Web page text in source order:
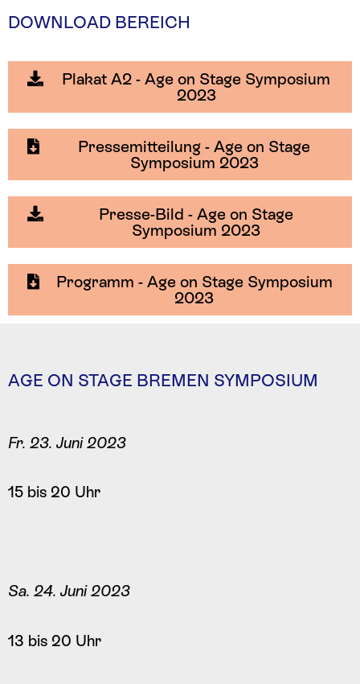
DOWNLOAD BEREICH
Plakat A2 - Age on Stage Symposium
2023
Pressemitteilung - Age on Stage
Symposium 2023
Presse-Bild - Age on Stage
Symposium 2023
Programm - Age on Stage Symposium
2023
AGE ON STAGE BREMEN SYMPOSIUM
Fr. 23. Juni 2023
15 bis 20 Uhr
Sa. 24. Juni 2023
13 bis 20 Uhr